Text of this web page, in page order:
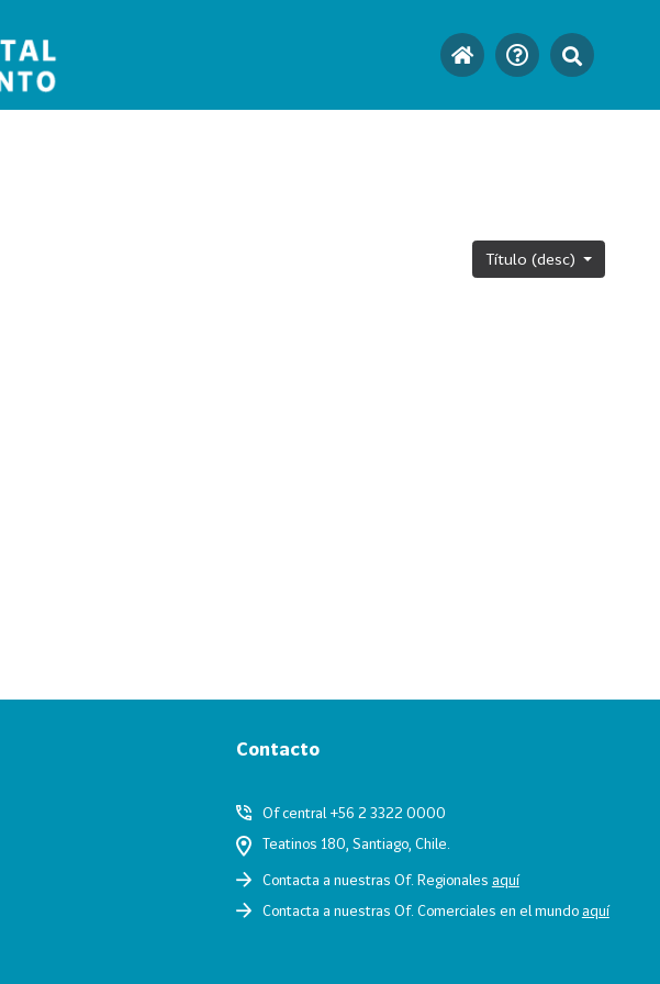
Título (desc)
Contacto
Of central +56 2 3322 0000
Teatinos 180, Santiago, Chile.
Contacta a nuestras Of. Regionales aquí
Contacta a nuestras Of. Comerciales en el mundoaquí